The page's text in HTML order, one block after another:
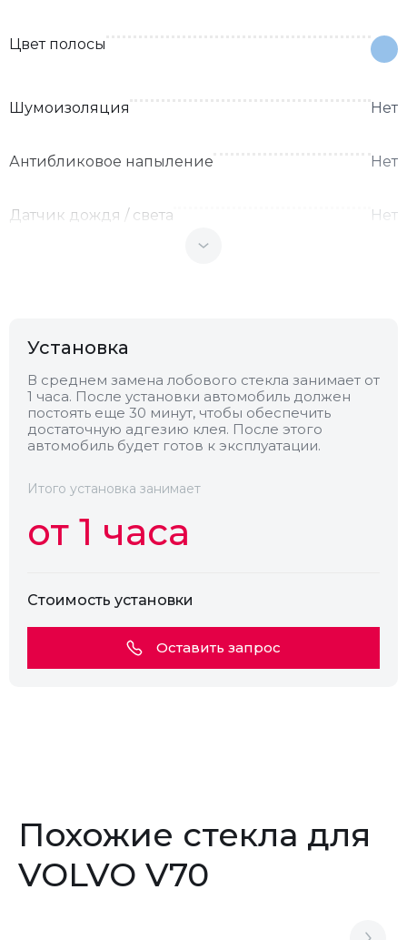
Цвет полосы
Шумоизоляция Нет
Антибликовое напыление Нет
Датчик дождя / света Нет
Теплопоглощающее Нет
Обогрев
Камера
Установка
В среднем замена лобового стекла занимает от
1 часа. После установки автомобиль должен
постоять еще 30 минут, чтобы обеспечить
достаточную адгезию клея. После этого
автомобиль будет готов к эксплуатации.
Итого установка занимает
от 1 часа
Стоимость установки
Оставить запрос
Похожие стекла для
VOLVO V70